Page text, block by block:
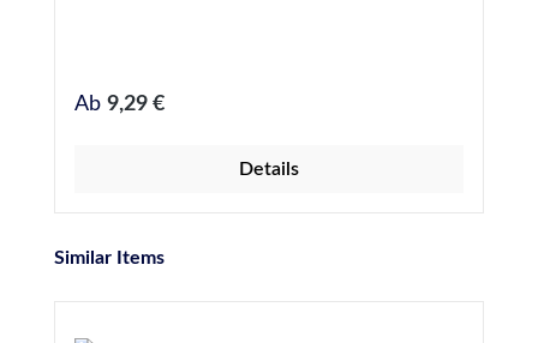
Regulärer Preis:
Ab 9,29 €
Details
Produktgalerie überspringen
Similar Items